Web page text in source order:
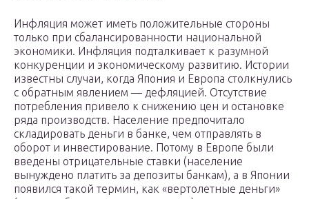
Инфляция может иметь положительные стороны
только при сбалансированности национальной
экономики. Инфляция подталкивает к разумной
конкуренции и экономическому развитию. Истории
известны случаи, когда Япония и Европа столкнулись
с обратным явлением — дефляцией. Отсутствие
потребления привело к снижению цен и остановке
ряда производств. Население предпочитало
складировать деньги в банке, чем отправлять в
оборот и инвестирование. Потому в Европе были
введены отрицательные ставки (население
вынуждено платить за депозиты банкам), а в Японии
появился такой термин, как «вертолетные деньги»